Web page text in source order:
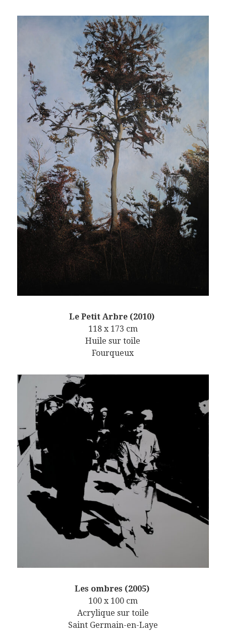
Le Petit Arbre (2010)
118 x 173 cm
Huile sur toile
Fourqueux
Les ombres (2005)
100 x 100 cm
Acrylique sur toile
Saint Germain-en-Laye